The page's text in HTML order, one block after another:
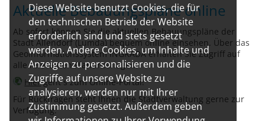
Diese Website benutzt Cookies, die für
den technischen Betrieb der Website
erforderlich sind und stets gesetzt
werden. Andere Cookies, um Inhalte und
Anzeigen zu personalisieren und die
Zugriffe auf unsere Website zu
analysieren, werden nur mit Ihrer
Zustimmung gesetzt. Außerdem geben
Aktuelle Bebauungspläne online
Ab sofort können Sie die aktuellen Bebauungspläne der
Stadt Allendorf (Lumda) bequem online einsehen. Über das
Geoinformationssystem INGRADA erhalten Sie Zugriff auf
alle relevanten Planunterlagen.
Hiergeht´s zum Online-Portal!
Für Rückfragen steht Ihnen die Stadtverwaltung gerne zur
Verfügung.